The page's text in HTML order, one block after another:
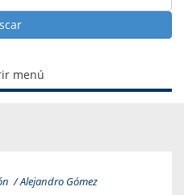
menú
/ Alejandro Gómez